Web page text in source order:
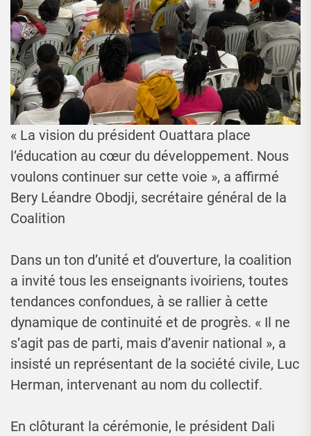
« La vision du président Ouattara place
l’éducation au cœur du développement. Nous
voulons continuer sur cette voie », a affirmé
Bery Léandre Obodji, secrétaire général de la
Coalition
Dans un ton d’unité et d’ouverture, la coalition
a invité tous les enseignants ivoiriens, toutes
tendances confondues, à se rallier à cette
dynamique de continuité et de progrès. « Il ne
s’agit pas de parti, mais d’avenir national », a
insisté un représentant de la société civile, Luc
Herman, intervenant au nom du collectif.
En clôturant la cérémonie, le président Dali